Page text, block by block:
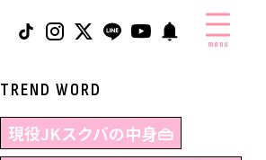
menu
TREND WORD
現役JKスクバの中身👜